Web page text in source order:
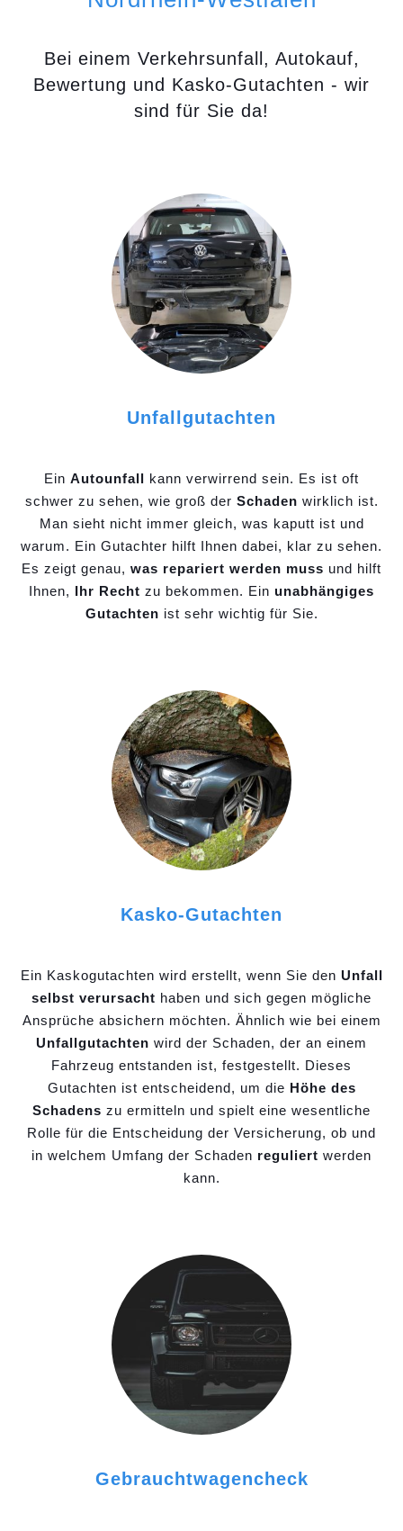
Bei einem Verkehrsunfall, Autokauf,
Bewertung und Kasko-Gutachten - wir
sind für Sie da!
Unfallgutachten
Ein Autounfall kann verwirrend sein. Es ist oft
schwer zu sehen, wie groß der Schaden wirklich ist.
Man sieht nicht immer gleich, was kaputt ist und
warum. Ein Gutachter hilft Ihnen dabei, klar zu sehen.
Es zeigt genau, was repariert werden muss und hilft
Ihnen, Ihr Recht zu bekommen. Ein unabhängiges
Gutachten ist sehr wichtig für Sie.
Kasko-Gutachten
Ein Kaskogutachten wird erstellt, wenn Sie den Unfall
selbst verursacht haben und sich gegen mögliche
Ansprüche absichern möchten. Ähnlich wie bei einem
Unfallgutachten wird der Schaden, der an einem
Fahrzeug entstanden ist, festgestellt. Dieses
Gutachten ist entscheidend, um die Höhe des
Schadens zu ermitteln und spielt eine wesentliche
Rolle für die Entscheidung der Versicherung, ob und
in welchem Umfang der Schaden reguliert werden
kann.
Gebrauchtwagencheck